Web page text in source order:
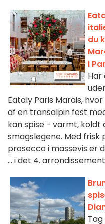
du
i
Har
Eataly Paris Marais,
af en transalpin fest
kan spise - varmt,
smagsløgene. Med frisk
prosecco i massevis er
... i det 4.